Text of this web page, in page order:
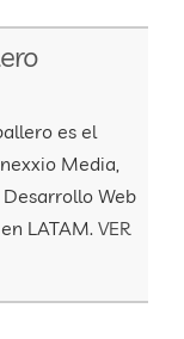
es el
Media,
Web
LATAM. VER